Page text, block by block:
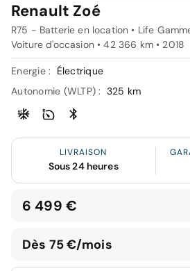
Renault Zoé
R75 - Batterie en location • Life
Voiture d'occasion • 42 366 km • 2018
Energie :
Électrique
Autonomie (WLTP) : 325 km
LIVRAISON
Sous 24 heures
6 499 €
Dès 75 €/mois